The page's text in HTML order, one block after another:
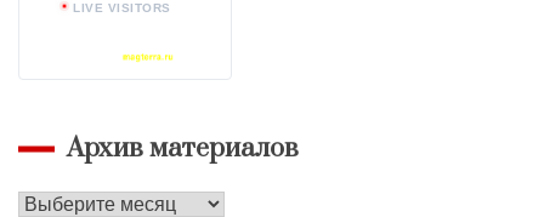
LIVE VISITORS
Архив материалов
Архив